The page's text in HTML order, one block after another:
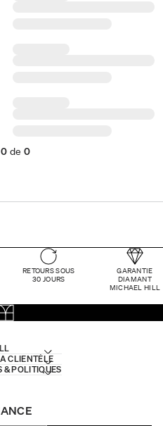
0 de 0
RETOURS SOUS
30 JOURS
GARANTIE
DIAMANT
MICHAEL HILL
CLIENTÈLE
& POLITIQUES